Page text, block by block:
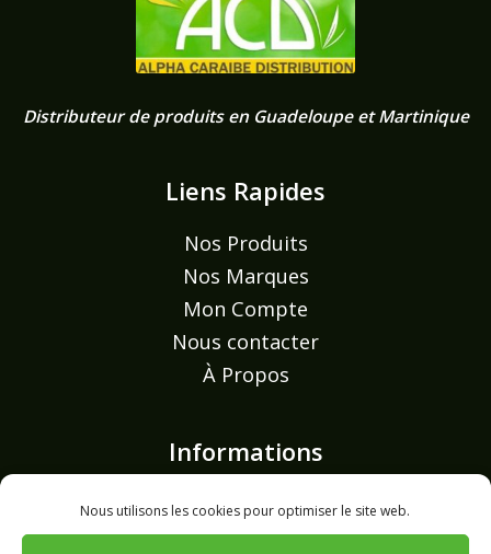
Nous utilisons les cookies pour optimiser le site web.
Distributeur de produits en Guadeloupe et Martinique
Liens Rapides
Nos Produits
Nos Marques
Mon Compte
Nous contacter
À Propos
Informations
Mentions légales
Politique de confidentialité